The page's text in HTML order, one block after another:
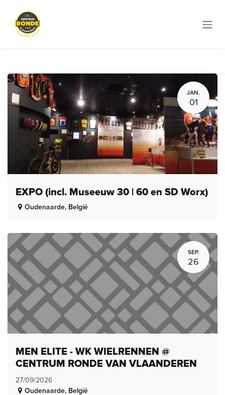
JAN.
01
EXPO (incl. Museeuw 30 | 60 en SD Worx)
Oudenaarde, België
SEP.
26
MEN ELITE - WK WIELRENNEN @
CENTRUM RONDE VAN VLAANDEREN
27/09/2026
Oudenaarde, België